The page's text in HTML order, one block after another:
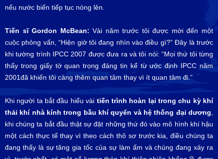
nếu nước biển tiếp tục nóng lên.
Tiến sĩ Gordon McBean: Vài năm trước tôi được mời đến một
cuộc phỏng vấn, “Hiện giờ tôi đang nhìn vào điều gì?” Đây là trước
khi tường trình IPCC 2007 được đưa ra và tôi nói: “Mọi thứ tôi từng
thấy trong giấy tờ quan trọng đáng tin kể từ ước định IPCC năm
2001đã khiến tôi càng thêm quan tâm thay vì ít quan tâm đi.”
Khi người ta bắt đầu hiểu vài tiến trình hoàn lại trong chu kỳ khí
thải khí nhà kính trong bầu khí quyển và hệ thống đại dương
khi chúng ta bắt đầu thật sự đặt những thứ đó vào mô hình khí hậu
một cách thực tế thay vì theo cách thô sơ trước kia, điều chúng ta
đang thấy là sự tăng gia tốc của sự làm ấm và chúng đang xảy ra